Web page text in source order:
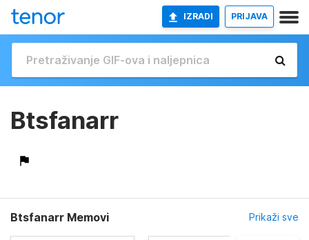
IZRADI PRIJAVA
Btsfanarr
Btsfanarr Memovi Prikaži sve